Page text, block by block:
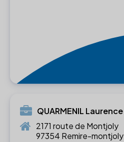
QUARMENIL Laurence
2171 route de Montjoly
97354 Remire-montjoly